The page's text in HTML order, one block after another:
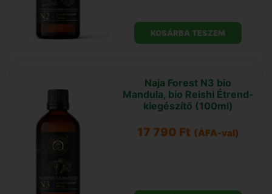
KOSÁRBA TESZEM
Naja Forest N3 bio
Mandula, bio Reishi Étrend-
kiegészítő (100ml)
17 790 Ft (ÁFA-val)